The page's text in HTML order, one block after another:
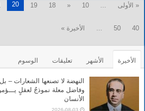
« الأولى ...
10
«
18
19
20
40
50
... الأخيرة »
الأخيرة الأشهر تعليقات الوسوم
النهضة لا تصنعها الشعارات –
وفاضل معلة نموذجٌ لعقلٍ يـــؤمن
الأنسان